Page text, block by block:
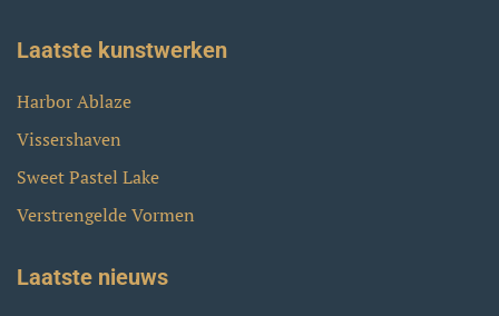
Laatste kunstwerken
Harbor Ablaze
Vissershaven
Sweet Pastel Lake
Verstrengelde Vormen
Laatste nieuws